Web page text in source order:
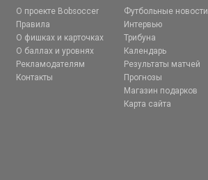
О проекте Bobsoccer
Правила
О фишках и карточках
О баллах и уровнях
Рекламодателям
Контакты
Футбольные новости
Интервью
Трибуна
Календарь
Результаты матчей
Прогнозы
Магазин подарков
Карта сайта